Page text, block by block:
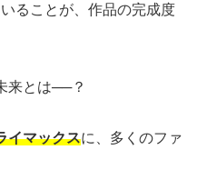
ることが、作品の完成度
来とは──？
イマックスに、多くのファ